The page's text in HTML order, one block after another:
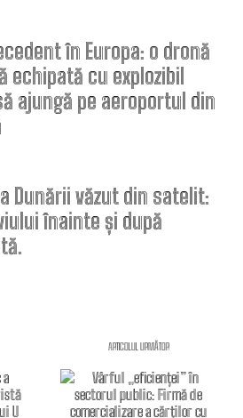
în Europa: o dronă
cu explozibil
ajungă pe aeroportul din
Dunării văzut din satelit:
înainte și după
ARTICOLUL URMĂTOR